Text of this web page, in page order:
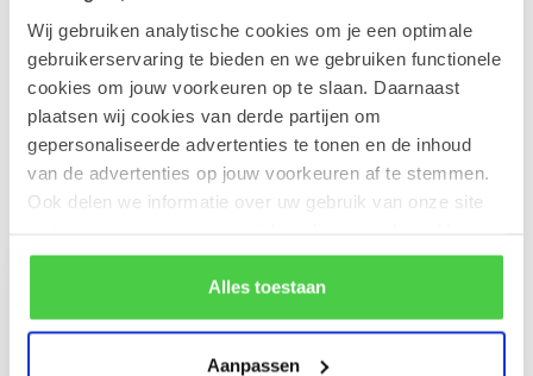
Wij gebruiken analytische cookies om je een optimale
gebruikerservaring te bieden en we gebruiken functionele
cookies om jouw voorkeuren op te slaan. Daarnaast
plaatsen wij cookies van derde partijen om
gepersonaliseerde advertenties te tonen en de inhoud
van de advertenties op jouw voorkeuren af te stemmen.
Ook delen we informatie over uw gebruik van onze site
rekening mee dat als je bepaalde cookies blokkeert, het
de correcte werking van de website kan verstoren.
Alles toestaan
Aanpassen
Leonidas Rode Juwelendoos
Op voorraad
Recent bekeken